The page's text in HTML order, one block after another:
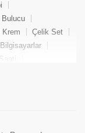
Bulucu
Krem
Çelik Set